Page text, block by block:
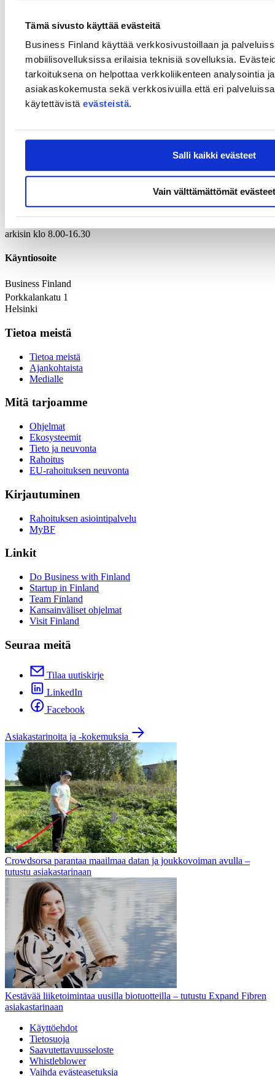
Tämä sivusto käyttää evästeitä
Business Finland käyttää verkkosivustoillaan ja
mobiilisovelluksissa erilaisia teknisiä sovelluksia.
tarkoituksena on helpottaa verkkoliikenteen analysointia
asiakaskokemusta sekä verkkosivuilla että eri
käytettävistä evästeistä.
Salli kaikki evästeet
Vain välttämättömät evästeet
EU:lla on viisi missiota, joiden tavoitteena on parantaa yhteistyötä ja
vastata laajoihin globaaleihin haasteisiin. Missiot ovat:
Ilmastonmuutokseen sopeutuminen
Valtamerten ja merten ennallistaminen
100 hiilineutraalia ja älykästä kaupunkia
Yhteystiedot
Laskutustiedot
arkisin klo 8.00-16.30
Käyntiosoite
Business Finland
Porkkalankatu 1
Helsinki
Tietoa meistä
Tietoa meistä
Ajankohtaista
Medialle
Mitä tarjoamme
Ohjelmat
Ekosysteemit
Tieto ja neuvonta
Rahoitus
EU-rahoituksen neuvonta
Kirjautuminen
Rahoituksen asiointipalvelu
MyBF
Linkit
Do Business with Finland
Startup in Finland
Team Finland
Kansainväliset ohjelmat
Visit Finland
Seuraa meitä
Tilaa uutiskirje
LinkedIn
Facebook
Asiakastarinoita ja -kokemuksia
Crowdsorsa parantaa maailmaa datan ja joukkovoiman avulla –
tutustu asiakastarinaan
Kestävää liiketoimintaa uusilla biotuotteilla – tutustu Expand Fibren
asiakastarinaan
Käyttöehdot
Tietosuoja
Saavutettavuusseloste
Whistleblower
Vaihda evästeasetuksia